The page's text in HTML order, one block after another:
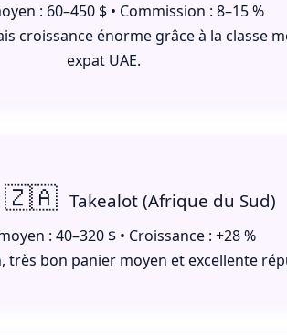
: 60–450 $ • Commission : 8–15 %
croissance énorme grâce à la classe
expat UAE.
🇿🇦 Takealot (Afrique du Sud)
: 40–320 $ • Croissance : +28 %
très bon panier moyen et excellente